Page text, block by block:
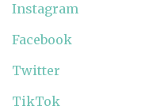
Instagram
Facebook
Twitter
TikTok